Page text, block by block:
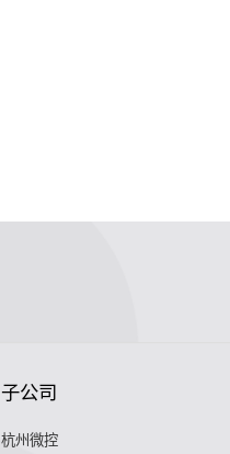
子公司
杭州微控